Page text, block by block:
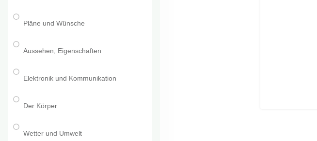
Pläne und Wünsche
Aussehen, Eigenschaften
Elektronik und Kommunikation
Der Körper
Wetter und Umwelt